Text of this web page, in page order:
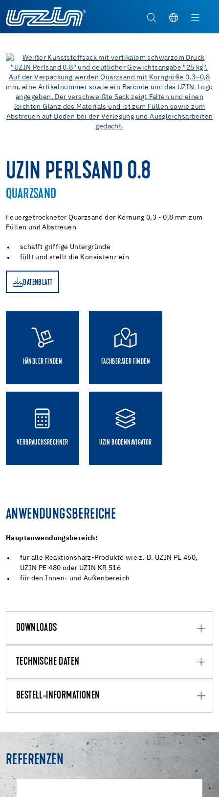
UZIN PERLSAND 0.8
QUARZSAND
Feuergetrockneter Quarzsand der Körnung 0,3 - 0,8 mm zum
Füllen und Abstreuen
schafft griffige Untergründe
füllt und stellt die Konsistenz ein
DATENBLATT
HÄNDLER FINDEN FACHBERATER FINDEN
VERBRAUCHSRECHNER UZIN BODENNAVIGATOR
ANWENDUNGSBEREICHE
Hauptanwendungsbereich:
für alle Reaktionsharz-Produkte wie z. B. UZIN PE 460,
UZIN PE 480 oder UZIN KR 516
für den Innen- und Außenbereich
DOWNLOADS
TECHNISCHE DATEN
BESTELL-INFORMATIONEN
REFERENZEN